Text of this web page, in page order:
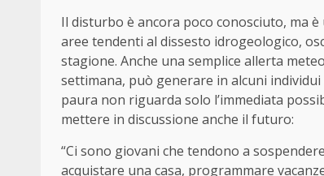
Il disturbo è ancora poco conosciuto, ma
aree tendenti al dissesto idrogeologico,
stagione. Anche una semplice allerta
settimana, può generare in alcuni
paura non riguarda solo l’immediata
mettere in discussione anche il futuro:
“Ci sono giovani che tendono a
acquistare una casa, programmare